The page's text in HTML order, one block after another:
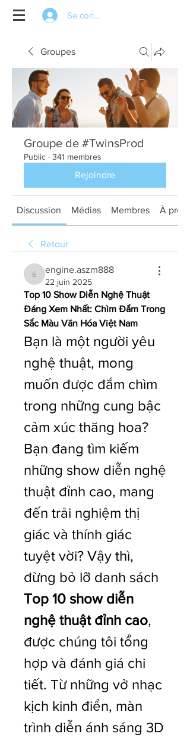
Se connecter
Groupes
Groupe de #TwinsProd
Public · 341 membres
Rejoindre
Discussion Médias Membres À
Retour
engine.aszm888
engine.aszm888
22 juin 2025
Top 10 Show Diễn Nghệ Thuật
Đáng Xem Nhất: Chìm Đắm Trong
Sắc Màu Văn Hóa Việt Nam
Bạn là một người yêu
nghệ thuật, mong
muốn được đắm chìm
trong những cung bậc
cảm xúc thăng hoa?
Bạn đang tìm kiếm
những show diễn nghệ
thuật đỉnh cao, mang
đến trải nghiệm thị
giác và thính giác
tuyệt vời? Vậy thì,
Top 10 show diễn
nghệ thuật đỉnh cao,
được chúng tôi tổng
hợp và đánh giá chi
tiết. Từ những vở nhạc
kịch kinh điển, màn
trình diễn ánh sáng 3D